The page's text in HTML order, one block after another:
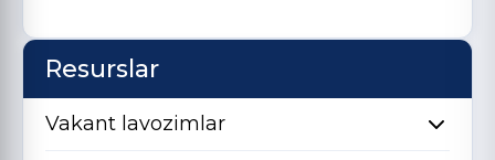
Resurslar
Vakant lavozimlar